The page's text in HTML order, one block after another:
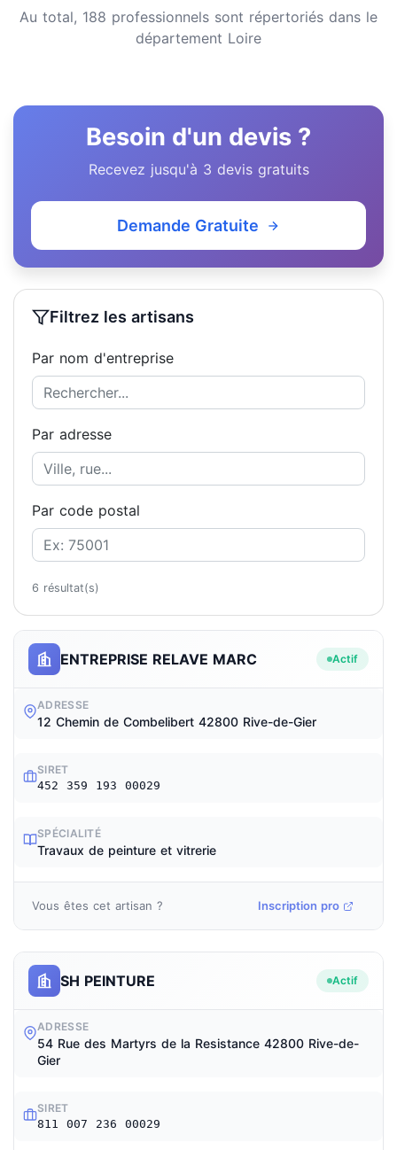
Au total, 188 professionnels sont répertoriés dans le
département Loire
ENTREPRISE RELAVE MARC Actif
ADRESSE
12 Chemin de Combelibert 42800 Rive-de-Gier
SIRET
452 359 193 00029
SPÉCIALITÉ
Travaux de peinture et vitrerie
Vous êtes cet artisan ? Inscription pro
SH PEINTURE Actif
ADRESSE
54 Rue des Martyrs de la Resistance 42800 Rive-de-
Gier
SIRET
811 007 236 00029
Besoin d'un devis ?
Recevez jusqu'à 3 devis gratuits
Demande Gratuite
Filtrez les artisans
Par nom d'entreprise
Par adresse
Par code postal
6 résultat(s)